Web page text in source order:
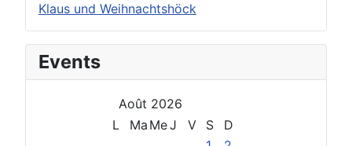
Klaus und Weihnachtshöck
Events
Août 2026
L
Ma MeJ V S
D